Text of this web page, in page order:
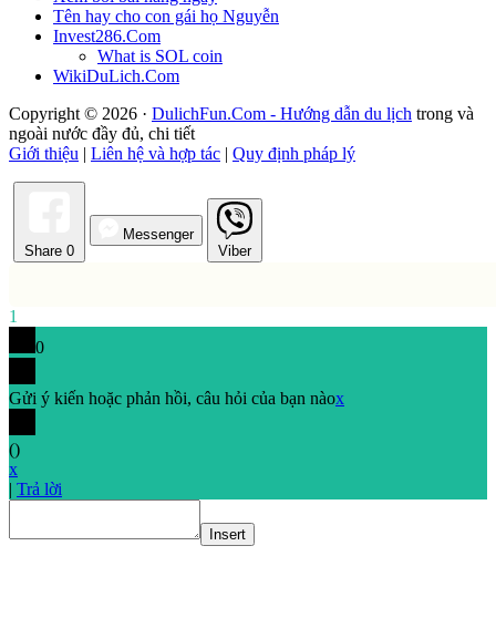
Tên hay cho con gái họ Nguyễn
Invest286.Com
What is SOL coin
WikiDuLich.Com
Copyright © 2026 · DulichFun.Com - Hướng dẫn du lịch trong và
ngoài nước đầy đủ, chi tiết
Giới thiệu | Liên hệ và hợp tác | Quy định pháp lý
Share 0
Messenger
Viber
1
0
Gửi ý kiến hoặc phản hồi, câu hỏi của bạn nàox
()
x
| Trả lời
Insert